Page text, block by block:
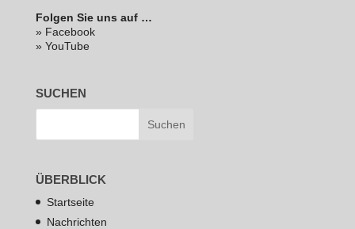
Folgen Sie uns auf …
» Facebook
» YouTube
SUCHEN
ÜBERBLICK
Startseite
Nachrichten